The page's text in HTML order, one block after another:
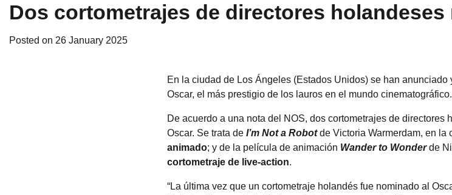
Dos cortometrajes de directores
Posted on 26 January 2025
En la ciudad de Los Ángeles (Estados Unidos) se han
Oscar, el más prestigio de los lauros en el mundo cinematográfico.
De acuerdo a una nota del NOS, dos cortometrajes de directores
Oscar. Se trata de I’m Not a Robotde Victoria Warmerdam, en la
animado; y de la película de animación Wander to Wonderde
cortometraje de live-action.
“La última vez que un cortometraje holandés fue nominado al